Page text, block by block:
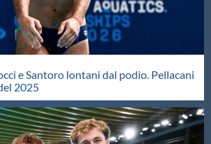
e Santoro lontani dal podio. Pellacani
2025